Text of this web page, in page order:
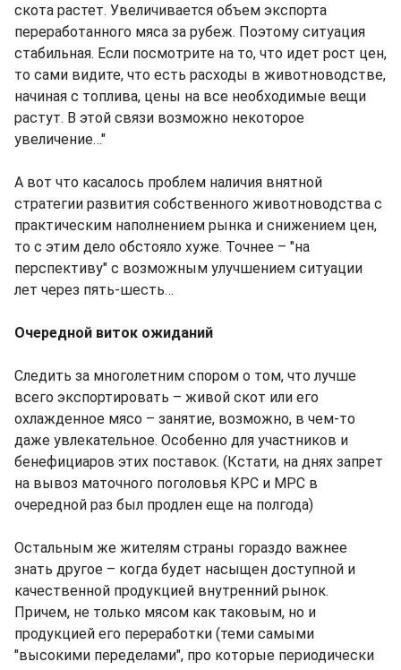
скота растет. Увеличивается объем экспорта
переработанного мяса за рубеж. Поэтому ситуация
стабильная. Если посмотрите на то, что идет рост цен,
то сами видите, что есть расходы в животноводстве,
начиная с топлива, цены на все необходимые вещи
растут. В этой связи возможно некоторое
увеличение…"
А вот что касалось проблем наличия внятной
стратегии развития собственного животноводства с
практическим наполнением рынка и снижением цен,
то с этим дело обстояло хуже. Точнее – "на
перспективу" с возможным улучшением ситуации
лет через пять-шесть…
Очередной виток ожиданий
Следить за многолетним спором о том, что лучше
всего экспортировать – живой скот или его
охлажденное мясо – занятие, возможно, в чем-то
даже увлекательное. Особенно для участников и
бенефициаров этих поставок. (Кстати, на днях запрет
на вывоз маточного поголовья КРС и МРС в
очередной раз был продлен еще на полгода)
Остальным же жителям страны гораздо важнее
знать другое – когда будет насыщен доступной и
качественной продукцией внутренний рынок.
Причем, не только мясом как таковым, но и
продукцией его переработки (теми самыми
"высокими переделами", про которые периодически